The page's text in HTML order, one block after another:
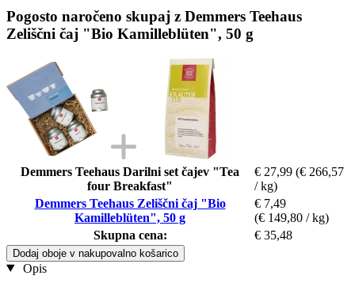
Pogosto naročeno skupaj z Demmers Teehaus
Zeliščni čaj "Bio Kamilleblüten", 50 g
Demmers Teehaus Darilni set čajev "Tea
four Breakfast"
€ 27,99 (€ 266,57
/ kg)
Demmers Teehaus Zeliščni čaj "Bio
Kamilleblüten", 50 g
€ 7,49
(€ 149,80 / kg)
Skupna cena:
€ 35,48
Dodaj oboje v nakupovalno košarico
Opis